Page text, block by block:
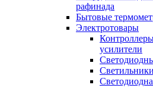
рафинада
Бытовые
Электротовары
усилители
Светильники